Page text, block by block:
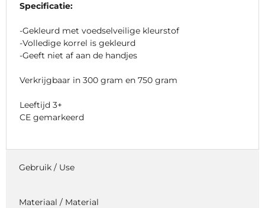
Specificatie:
-Gekleurd met voedselveilige kleurstof
-Volledige korrel is gekleurd
-Geeft niet af aan de handjes
Verkrijgbaar in 300 gram en 750 gram
Leeftijd 3+
CE gemarkeerd
Gebruik / Use
Materiaal / Material